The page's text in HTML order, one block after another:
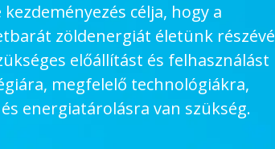
célja, hogy a
zöldenergiát életünk részévé
előállítást és felhasználást
megfelelő technológiákra,
energiatárolásra van szükség.